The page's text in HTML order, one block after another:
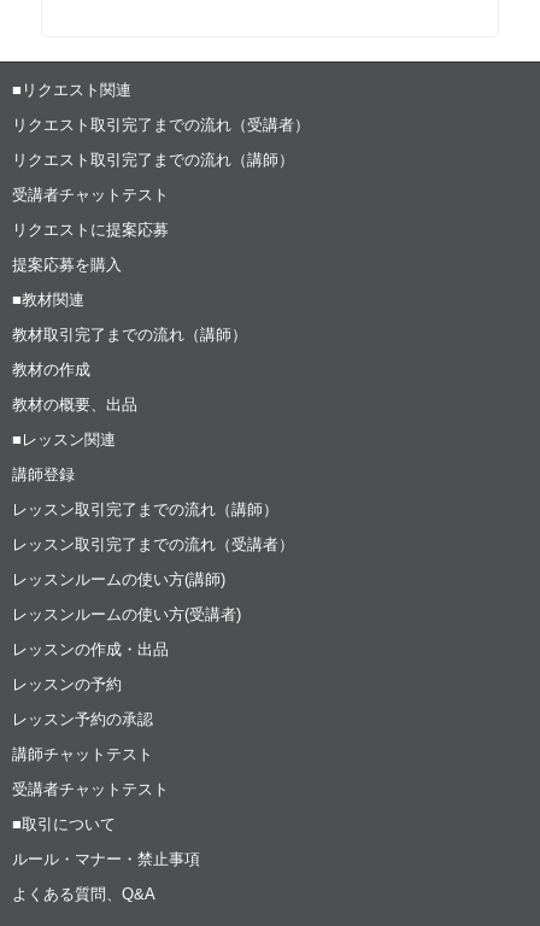
■リクエスト関連
リクエスト取引完了までの流れ（受講者）
リクエスト取引完了までの流れ（講師）
受講者チャットテスト
リクエストに提案応募
提案応募を購入
■教材関連
教材取引完了までの流れ（講師）
教材の作成
教材の概要、出品
■レッスン関連
講師登録
レッスン取引完了までの流れ（講師）
レッスン取引完了までの流れ（受講者）
レッスンルームの使い方(講師)
レッスンルームの使い方(受講者)
レッスンの作成・出品
レッスンの予約
レッスン予約の承認
講師チャットテスト
受講者チャットテスト
■取引について
ルール・マナー・禁止事項
よくある質問、Q&A